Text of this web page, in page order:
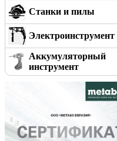
Станки и пилы
Электроинструмент
Аккумуляторный
инструмент